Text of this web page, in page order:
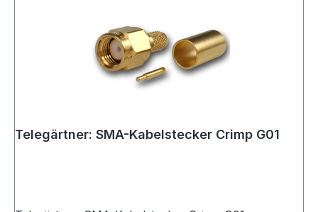
Telegärtner: SMA-Kabelstecker Crimp G01